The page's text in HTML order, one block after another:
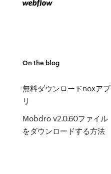
On the blog
無料ダウンロードnoxアプ
リ
Mobdro v2.0.60ファイル
をダウンロードする方法